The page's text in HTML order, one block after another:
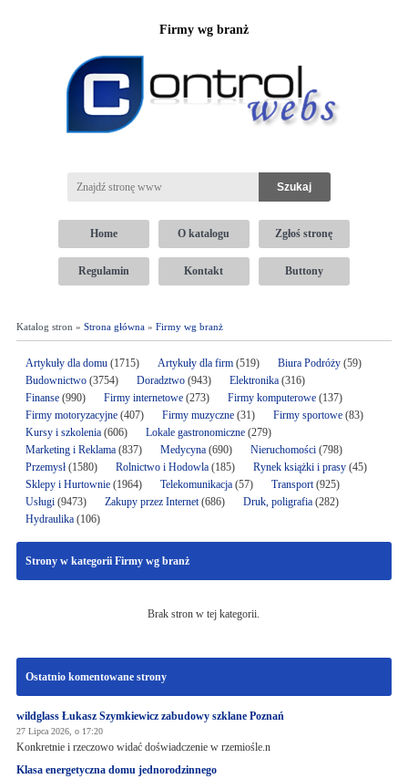
Firmy wg branż
Home O katalogu Zgłoś stronę
Regulamin Kontakt Buttony
Katalog stron » Strona główna» Firmy wg branż
Artykuły dla domu(1715) Artykuły dla firm(519) Biura Podróży(59)
Budownictwo(3754) Doradztwo(943) Elektronika (316)
Finanse(990) Firmy internetowe (273) Firmy komputerowe(137)
Firmy motoryzacyjne(407) Firmy muzyczne(31) Firmy sportowe(83)
Kursy i szkolenia(606) Lokale gastronomiczne(279)
Marketing i Reklama(837) Medycyna(690) Nieruchomości(798)
Przemysł(1580) Rolnictwo i Hodowla(185) Rynek książki i prasy(45)
Sklepy i Hurtownie(1964) Telekomunikacja(57) Transport(925)
Usługi(9473) Zakupy przez Internet(686) Druk, poligrafia(282)
Hydraulika(106)
Strony w kategorii Firmy wg branż
Brak stron w tej kategorii.
Ostatnio komentowane strony
wildglass Łukasz Szymkiewicz zabudowy szklane Poznań
27 Lipca 2026, o 17:20
Konkretnie i rzeczowo widać doświadczenie w rzemiośle.n
Klasa energetyczna domu jednorodzinnego